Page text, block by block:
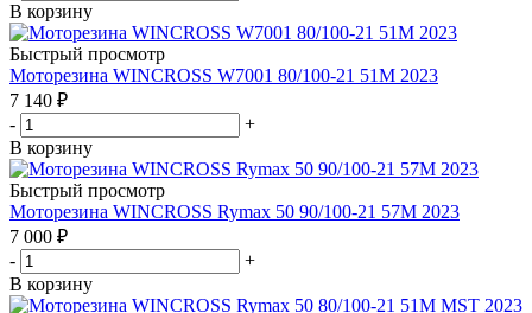
В корзину
Быстрый просмотр
Моторезина WINCROSS W7001 80/100-21 51M 2023
7 140 ₽
-
+
В корзину
Быстрый просмотр
Моторезина WINCROSS Rymax 50 90/100-21 57M 2023
7 000 ₽
-
+
В корзину